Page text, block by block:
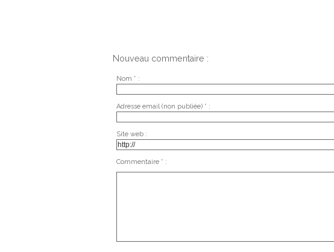
Nouveau commentaire :
Nom * :
Adresse email (non publiée) * :
Site web :
Commentaire * :